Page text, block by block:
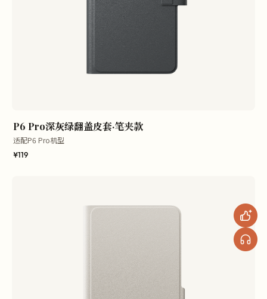
P6 Pro深灰绿翻盖皮套·笔夹款
适配P6 Pro机型
¥119